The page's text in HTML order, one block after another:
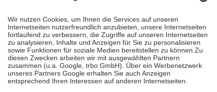
höchstens zehn Euro.
Es sind jedoch nie mehr als die tatsächlichen
Kosten der Leistung zu entrichten.
Diese Regeln gelten grundsätzlich auch für Online-Apotheken.
Bei Heilmitteln und häuslicher Krankenpflege beträgt die
Zuzahlung zehn Prozent der Kosten sowie zehn Euro je
Verordnung.
Um das Engagement der Versicherten für ihre eigene Gesundheit zu
stärken und die besondere Stellung der Familie zu unterstützen,